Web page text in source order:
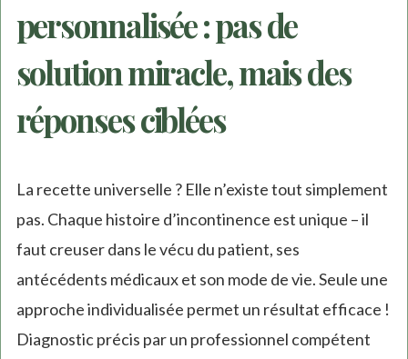
personnalisée : pas de
solution miracle, mais des
réponses ciblées
La recette universelle ? Elle n’existe tout simplement
pas. Chaque histoire d’incontinence est unique – il
faut creuser dans le vécu du patient, ses
antécédents médicaux et son mode de vie. Seule une
approche individualisée permet un résultat efficace !
Diagnostic précis par un professionnel compétent